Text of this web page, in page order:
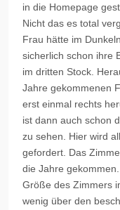
in die Homepage
Nicht das es total
Frau hätte im
sicherlich schon ihre
im dritten Stock.
Jahre gekommenen
erst einmal rechts
ist dann auch schon
zu sehen. Hier wird
gefordert. Das
die Jahre
Größe des Zimmers
wenig über den